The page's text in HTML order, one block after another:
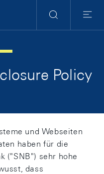
Suche
Menu
Policy
und Webseiten
haben für die
("SNB") sehr hohe
dass